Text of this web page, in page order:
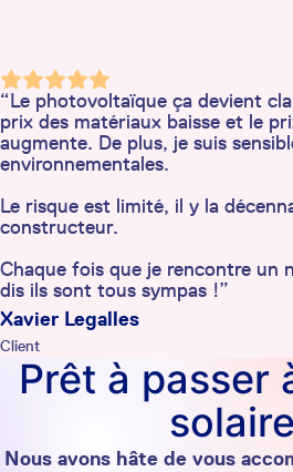
“Le photovoltaïque ça devient
prix des matériaux baisse et le
augmente. De plus, je suis
environnementales.
Le risque est limité, il y la
constructeur.
Chaque fois que je rencontre un
dis ils sont tous sympas !”
Xavier Legalles
Client
Prêt à passer
Nous avons hâte de vous